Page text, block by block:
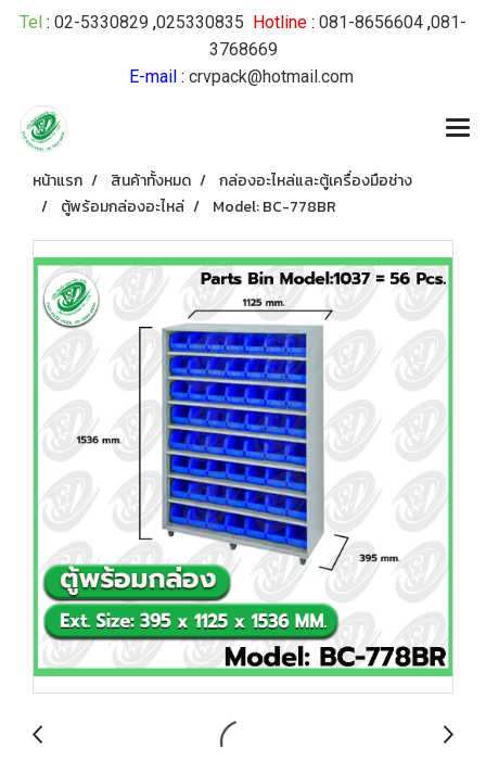
Tel : 02-5330829 ,025330835 Hotline : 081-8656604 ,081-
3768669
E-mail: crvpack@hotmail.com
หน้าแรก สินค้าทั้งหมด
กล่องอะไหล่และตู้เครื่องมือช่าง
ตู้พร้อมกล่องอะไหล่
Model: BC-778BR